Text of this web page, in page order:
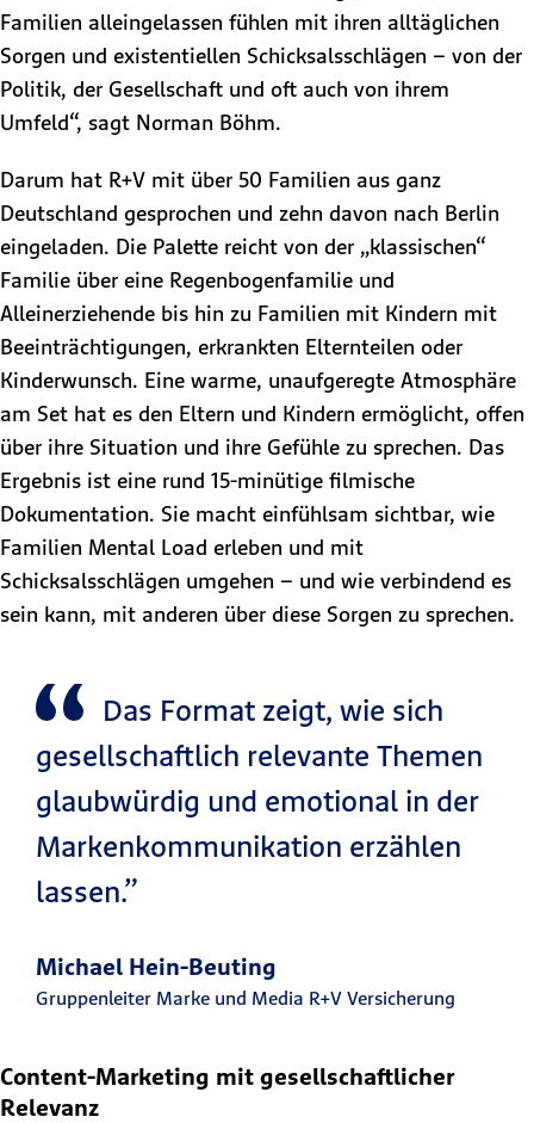
Familien alleingelassen fühlen mit ihren alltäglichen
Sorgen und existentiellen Schicksalsschlägen – von der
Politik, der Gesellschaft und oft auch von ihrem
Umfeld“, sagt Norman Böhm.
Darum hat R+V mit über 50 Familien aus ganz
Deutschland gesprochen und zehn davon nach Berlin
eingeladen. Die Palette reicht von der „klassischen“
Familie über eine Regenbogenfamilie und
Alleinerziehende bis hin zu Familien mit Kindern mit
Beeinträchtigungen, erkrankten Elternteilen oder
Kinderwunsch. Eine warme, unaufgeregte Atmosphäre
am Set hat es den Eltern und Kindern ermöglicht, offen
über ihre Situation und ihre Gefühle zu sprechen. Das
Ergebnis ist eine rund 15-minütige filmische
Dokumentation. Sie macht einfühlsam sichtbar, wie
Familien Mental Load erleben und mit
Schicksalsschlägen umgehen – und wie verbindend es
sein kann, mit anderen über diese Sorgen zu sprechen.
Das Format zeigt, wie sich
gesellschaftlich relevante Themen
glaubwürdig und emotional in der
Markenkommunikation erzählen
lassen.”
Michael Hein-Beuting
Gruppenleiter Marke und Media R+V Versicherung
Content-Marketing mit gesellschaftlicher
Relevanz